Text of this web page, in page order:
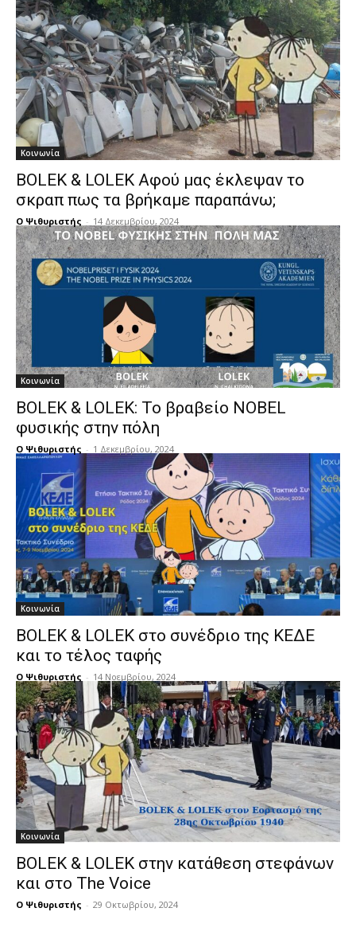
Κοινωνία
BOLEK & LOLEK Αφού μας έκλεψαν το
σκραπ πως τα βρήκαμε παραπάνω;
Ο Ψιθυριστής - 14 Δεκεμβρίου, 2024
Κοινωνία
BOLEK & LOLEK: Το βραβείο NOBEL
φυσικής στην πόλη
Ο Ψιθυριστής - 1 Δεκεμβρίου, 2024
Κοινωνία
BOLEK & LOLEK στο συνέδριο της ΚΕΔΕ
και το τέλος ταφής
Ο Ψιθυριστής - 14 Νοεμβρίου, 2024
Κοινωνία
BOLEK & LOLEK στην κατάθεση στεφάνων
και στο The Voice
Ο Ψιθυριστής - 29 Οκτωβρίου, 2024